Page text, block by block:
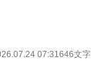
07:31646文字